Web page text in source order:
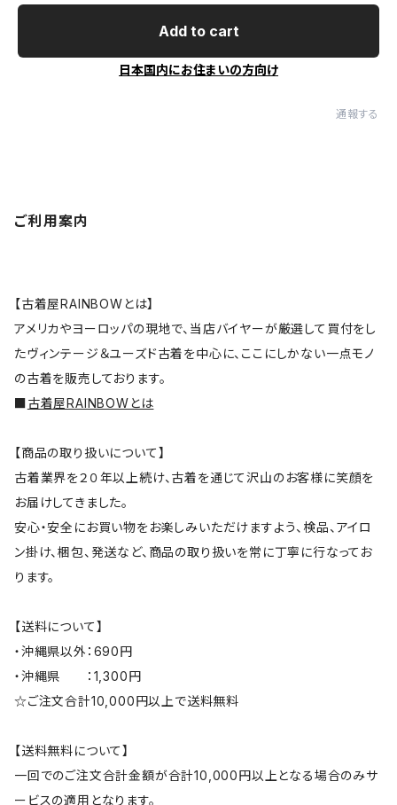
Add to cart
日本国内にお住まいの方向け
通報する
ご利用案内
【古着屋RAINBOWとは】
アメリカやヨーロッパの現地で、当店バイヤーが厳選して買付をし
たヴィンテージ＆ユーズド古着を中心に、ここにしかない一点モノ
の古着を販売しております。
■古着屋RAINBOWとは
【商品の取り扱いについて】
古着業界を２０年以上続け、古着を通じて沢山のお客様に笑顔を
お届けしてきました。
安心・安全にお買い物をお楽しみいただけますよう、検品、アイロ
ン掛け、梱包、発送など、商品の取り扱いを常に丁寧に行なってお
ります。
【送料について】
・沖縄県以外：690円
・沖縄県 ：1,300円
☆ご注文合計10,000円以上で送料無料
【送料無料について】
一回でのご注文合計金額が合計10,000円以上となる場合のみサ
ービスの適用となります。